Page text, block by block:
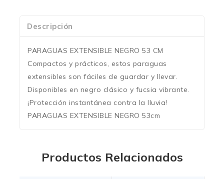
Descripción
PARAGUAS EXTENSIBLE NEGRO 53 CM
Compactos y prácticos, estos paraguas
extensibles son fáciles de guardar y llevar.
Disponibles en negro clásico y fucsia vibrante.
¡Protección instantánea contra la lluvia!
PARAGUAS EXTENSIBLE NEGRO 53cm
Productos Relacionados